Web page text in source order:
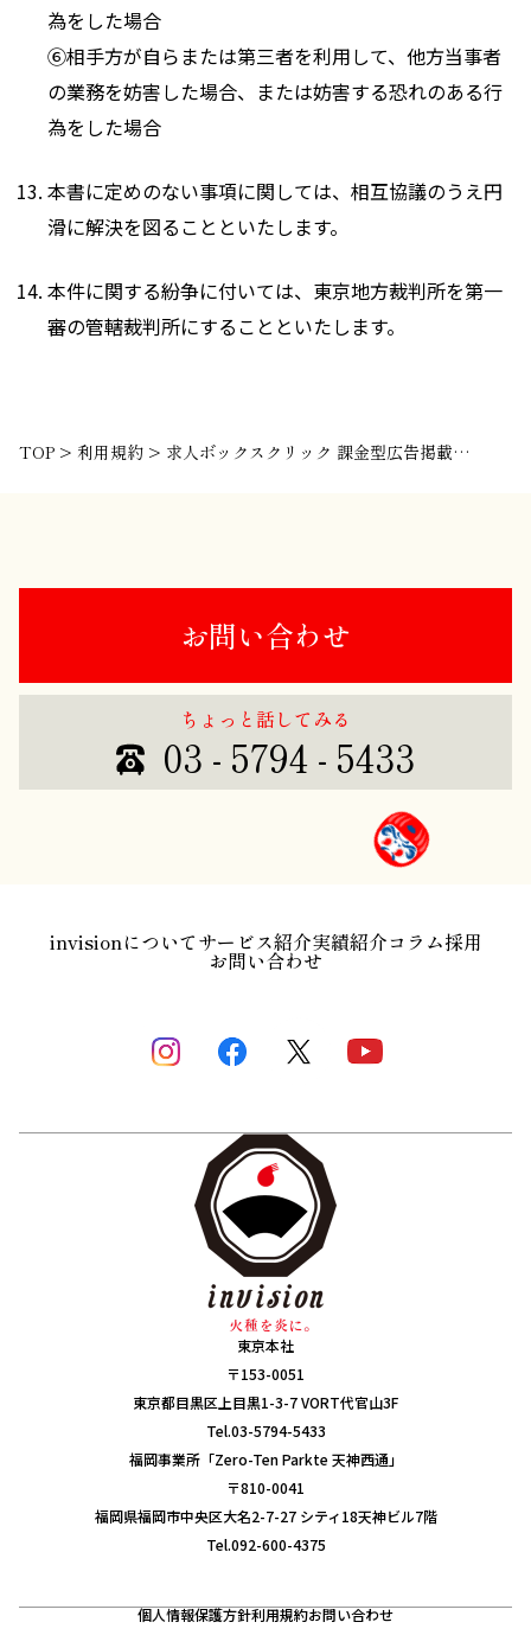
為をした場合
⑥相手方が自らまたは第三者を利用して、他方当事者
の業務を妨害した場合、または妨害する恐れのある行
為をした場合
本書に定めのない事項に関しては、相互協議のうえ円
滑に解決を図ることといたします。
本件に関する紛争に付いては、東京地方裁判所を第一
審の管轄裁判所にすることといたします。
TOP > 利用規約 > 求人ボックスクリック 課金型広告掲載と その運用に関する利用規約
お問い合わせ
ちょっと話してみる
03 - 5794 - 5433
invisionについてサービス紹介実績紹介コラム採用
お問い合わせ
東京本社
〒153-0051
東京都目黒区上目黒1-3-7 VORT代官山3F
Tel.03-5794-5433
福岡事業所「Zero-Ten Parkte 天神西通」
〒810-0041
福岡県福岡市中央区大名2-7-27 シティ18天神ビル7階
Tel.092-600-4375
個人情報保護方針利用規約お問い合わせ